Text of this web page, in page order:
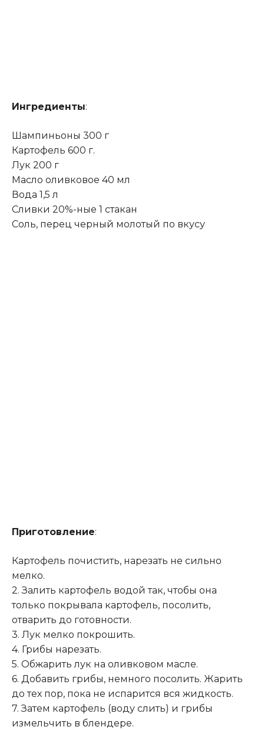
Ингредиенты:
Шампиньоны 300 г
Картофель 600 г.
Лук 200 г
Масло оливковое 40 мл
Вода 1,5 л
Сливки 20%-ные 1 стакан
Соль, перец черный молотый по вкусу
Приготовление:
Картофель почистить, нарезать не сильно
мелко.
2. Залить картофель водой так, чтобы она
только покрывала картофель, посолить,
отварить до готовности.
3. Лук мелко покрошить.
4. Грибы нарезать.
5. Обжарить лук на оливковом масле.
6. Добавить грибы, немного посолить. Жарить
до тех пор, пока не испарится вся жидкость.
7. Затем картофель (воду слить) и грибы
измельчить в блендере.